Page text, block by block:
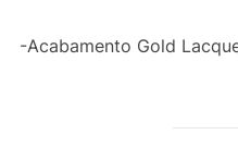
-Acabamento Gold